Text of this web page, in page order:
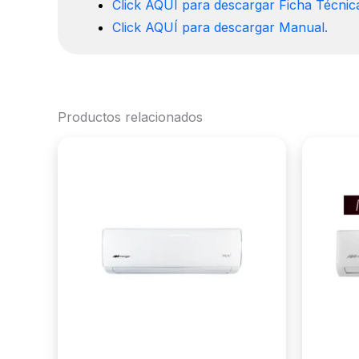
Click AQUÍ para descargar Ficha
Click AQUÍ para descargar Manual.
Productos relacionados